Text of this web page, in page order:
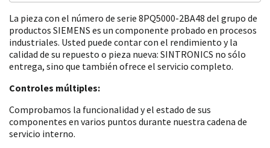
La pieza con el número de serie 8PQ5000-2BA48 del grupo de
productos SIEMENS es un componente probado en procesos
industriales. Usted puede contar con el rendimiento y la
calidad de su repuesto o pieza nueva: SINTRONICS no sólo
entrega, sino que también ofrece el servicio completo.
Controles múltiples:
Comprobamos la funcionalidad y el estado de sus
componentes en varios puntos durante nuestra cadena de
servicio interno.